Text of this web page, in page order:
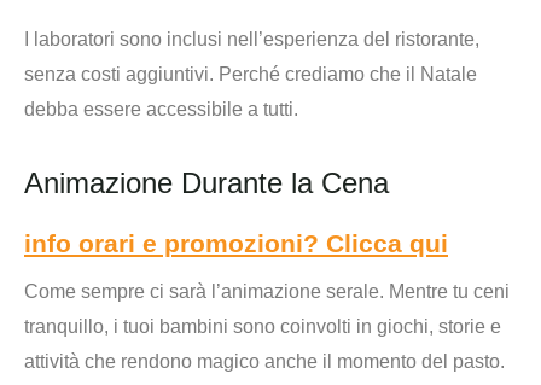
I laboratori sono inclusi nell’esperienza del ristorante,
senza costi aggiuntivi. Perché crediamo che il Natale
debba essere accessibile a tutti.
Animazione Durante la Cena
info orari e promozioni? Clicca qui
Come sempre ci sarà l’animazione serale. Mentre tu ceni
tranquillo, i tuoi bambini sono coinvolti in giochi, storie e
attività che rendono magico anche il momento del pasto.